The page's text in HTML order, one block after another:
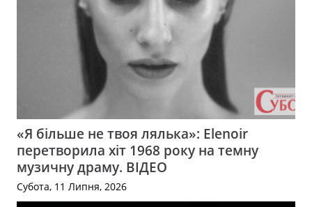
«Я більше не твоя лялька»: Elenoir
перетворила хіт 1968 року на темну
музичну драму. ВІДЕО
Субота, 11 Липня, 2026